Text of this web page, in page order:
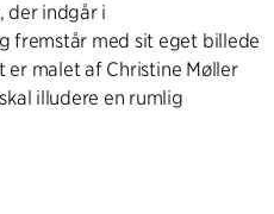
der indgår i
fremstår med sit eget billede
er malet af Christine Møller
illudere en rumlig